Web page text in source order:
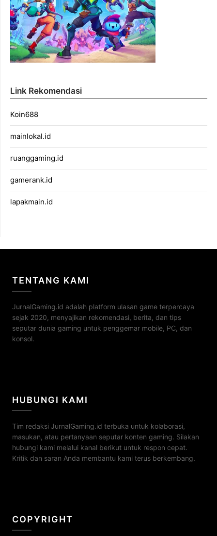
Link Rekomendasi
Koin688
mainlokal.id
ruanggaming.id
gamerank.id
lapakmain.id
TENTANG KAMI
JurnalGaming.id adalah platform ulasan game terpercaya
sejak 2020, menyajikan rekomendasi, berita, dan tips
seputar dunia gaming untuk penggemar mobile, PC, dan
konsol.
HUBUNGI KAMI
Tim redaksi JurnalGaming.id terbuka untuk kolaborasi,
masukan, atau pertanyaan seputar konten gaming. Silakan
hubungi kami melalui kanal berikut untuk respon cepat.
Kritik dan saran Anda membantu kami terus berkembang.
COPYRIGHT